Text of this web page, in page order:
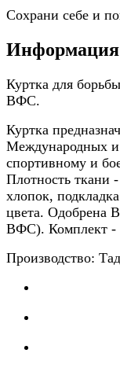
Сохрани себе и
Информация
Куртка для
ВФС.
Куртка
Международных и
спортивному и
Плотность ткани
хлопок,
цвета. Одобрена
ВФС). Комплект -
Производство: